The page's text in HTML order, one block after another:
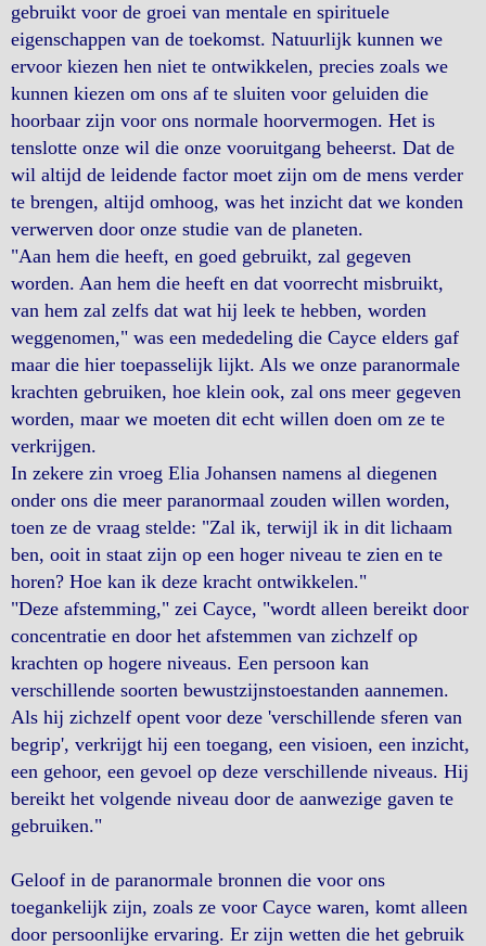
gebruikt voor de groei van mentale en spirituele
eigenschappen van de toekomst. Natuurlijk kunnen we
ervoor kiezen hen niet te ontwikkelen, precies zoals we
kunnen kiezen om ons af te sluiten voor geluiden die
hoorbaar zijn voor ons normale hoorvermogen. Het is
tenslotte onze wil die onze vooruitgang beheerst. Dat de
wil altijd de leidende factor moet zijn om de mens verder
te brengen, altijd omhoog, was het inzicht dat we konden
verwerven door onze studie van de planeten.
"Aan hem die heeft, en goed gebruikt, zal gegeven
worden. Aan hem die heeft en dat voorrecht misbruikt,
van hem zal zelfs dat wat hij leek te hebben, worden
weggenomen," was een mededeling die Cayce elders gaf
maar die hier toepasselijk lijkt. Als we onze paranormale
krachten gebruiken, hoe klein ook, zal ons meer gegeven
worden, maar we moeten dit echt willen doen om ze te
verkrijgen.
In zekere zin vroeg Elia Johansen namens al diegenen
onder ons die meer paranormaal zouden willen worden,
toen ze de vraag stelde: "Zal ik, terwijl ik in dit lichaam
ben, ooit in staat zijn op een hoger niveau te zien en te
horen? Hoe kan ik deze kracht ontwikkelen."
"Deze afstemming," zei Cayce, "wordt alleen bereikt door
concentratie en door het afstemmen van zichzelf op
krachten op hogere niveaus. Een persoon kan
verschillende soorten bewustzijnstoestanden aannemen.
Als hij zichzelf opent voor deze 'verschillende sferen van
begrip', verkrijgt hij een toegang, een visioen, een inzicht,
een gehoor, een gevoel op deze verschillende niveaus. Hij
bereikt het volgende niveau door de aanwezige gaven te
gebruiken."
Geloof in de paranormale bronnen die voor ons
toegankelijk zijn, zoals ze voor Cayce waren, komt alleen
door persoonlijke ervaring. Er zijn wetten die het gebruik